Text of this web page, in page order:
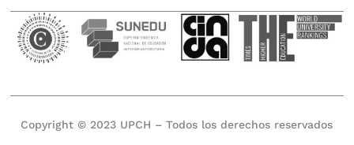
Copyright © 2023 UPCH – Todos los derechos reservados